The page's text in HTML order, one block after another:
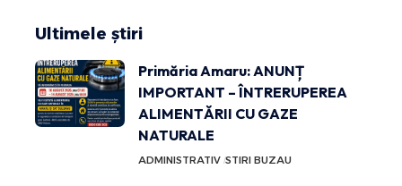
Ultimele știri
Primăria Amaru: ANUNȚ
IMPORTANT – ÎNTRERUPEREA
ALIMENTĂRII CU GAZE
NATURALE
ADMINISTRATIV STIRI BUZAU